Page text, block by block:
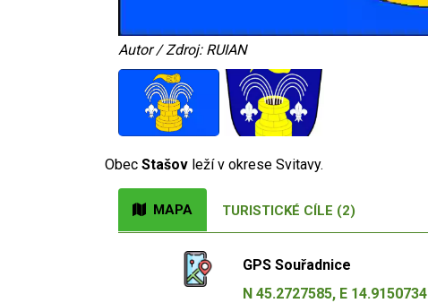
Autor / Zdroj: RUIAN
Obec Stašov leží v okrese Svitavy.
MAPA TURISTICKÉ CÍLE (2)
GPS Souřadnice
N 45.2727585, E 14.9150734